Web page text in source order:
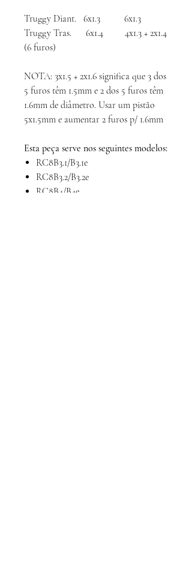
Truggy Diant. 6x1.3 6x1.3
Truggy Tras. 6x1.4 4x1.3 + 2x1.4
(6 furos)
NOTA: 3x1.5 + 2x1.6 significa que 3 dos
5 furos têm 1.5mm e 2 dos 5 furos têm
1.6mm de diâmetro. Usar um pistão
5x1.5mm e aumentar 2 furos p/ 1.6mm
Esta peça serve nos seguintes modelos:
RC8B3.1/B3.1e
RC8B3.2/B3.2e
RC8B4/B4e